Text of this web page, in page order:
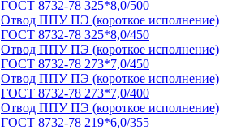
ГОСТ 8732-78 325*8,0/500
Отвод ППУ ПЭ (короткое исполнение)
ГОСТ 8732-78 325*8,0/450
Отвод ППУ ПЭ (короткое исполнение)
ГОСТ 8732-78 273*7,0/450
Отвод ППУ ПЭ (короткое исполнение)
ГОСТ 8732-78 273*7,0/400
Отвод ППУ ПЭ (короткое исполнение)
ГОСТ 8732-78 219*6,0/355